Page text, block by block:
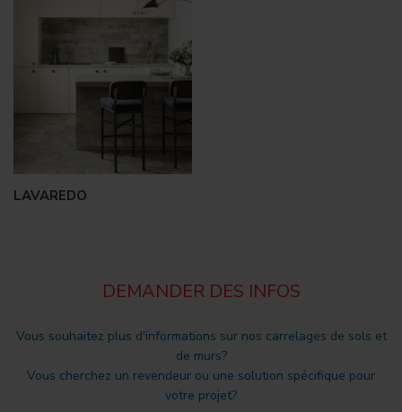
LAVAREDO
DEMANDER DES INFOS
Vous souhaitez plus d'informations sur nos carrelages de sols et
de murs?
Vous cherchez un revendeur ou une solution spécifique pour
votre projet?